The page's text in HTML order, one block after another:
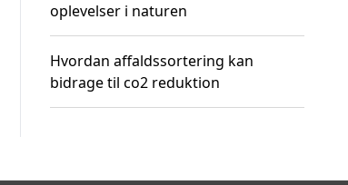
oplevelser i naturen
Hvordan affaldssortering kan
bidrage til co2 reduktion